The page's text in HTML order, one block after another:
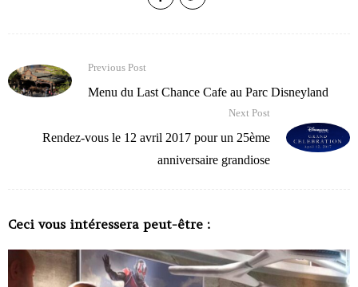
Previous Post
Menu du Last Chance Cafe au Parc Disneyland
Next Post
Rendez-vous le 12 avril 2017 pour un 25ème
anniversaire grandiose
Ceci vous intéressera peut-être :